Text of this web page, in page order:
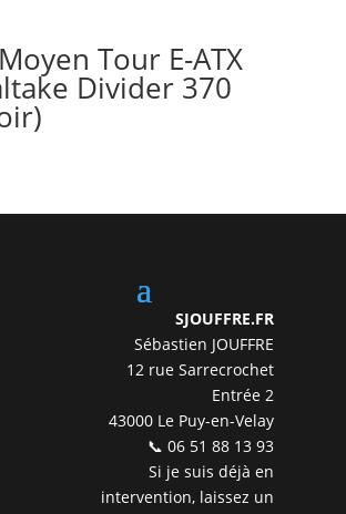
Tour E-ATX
Divider 370
SJOUFFRE.FR
Sébastien JOUFFRE
12 rue Sarrecrochet
Entrée 2
43000 Le Puy-en-Velay
📞 06 51 88 13 93
Si je suis déjà en
intervention, laissez un